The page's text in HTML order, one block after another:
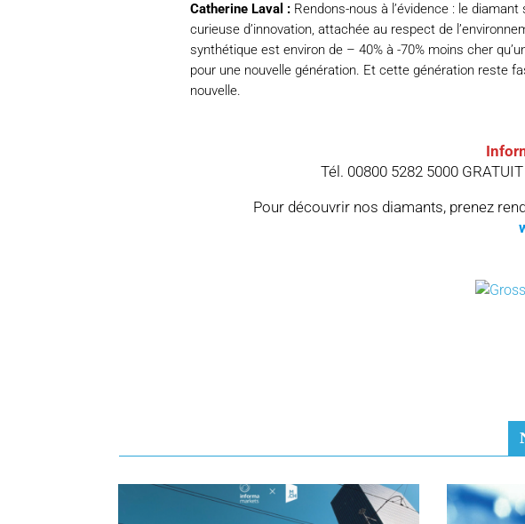
Catherine Laval : Rendons-nous à l’évidence : le
curieuse d’innovation, attachée au respect de
synthétique est environ de – 40% à -70% moins cher
pour une nouvelle génération. Et cette génération reste
nouvelle.
Tél. 00800 5282 5000 GRATUIT
Pour découvrir nos diamants, prenez